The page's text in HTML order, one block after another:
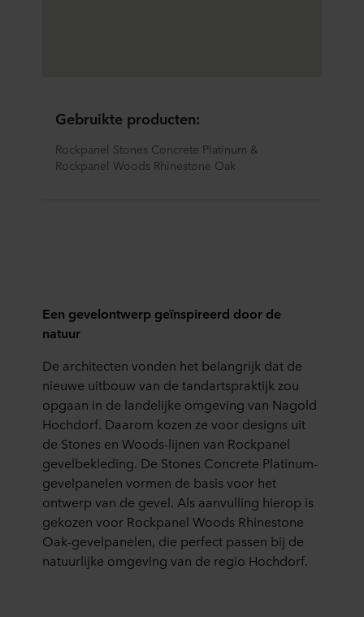
Gebruikte producten:
Rockpanel Stones Concrete Platinum &
Rockpanel Woods Rhinestone Oak
Een gevelontwerp geïnspireerd door de
natuur
De architecten vonden het belangrijk dat de
nieuwe uitbouw van de tandartspraktijk zou
opgaan in de landelijke omgeving van Nagold
Hochdorf. Daarom kozen ze voor designs uit
de Stones en Woods-lijnen van Rockpanel
gevelbekleding. De Stones Concrete Platinum-
gevelpanelen vormen de basis voor het
ontwerp van de gevel. Als aanvulling hierop is
gekozen voor Rockpanel Woods Rhinestone
Oak-gevelpanelen, die perfect passen bij de
natuurlijke omgeving van de regio Hochdorf.